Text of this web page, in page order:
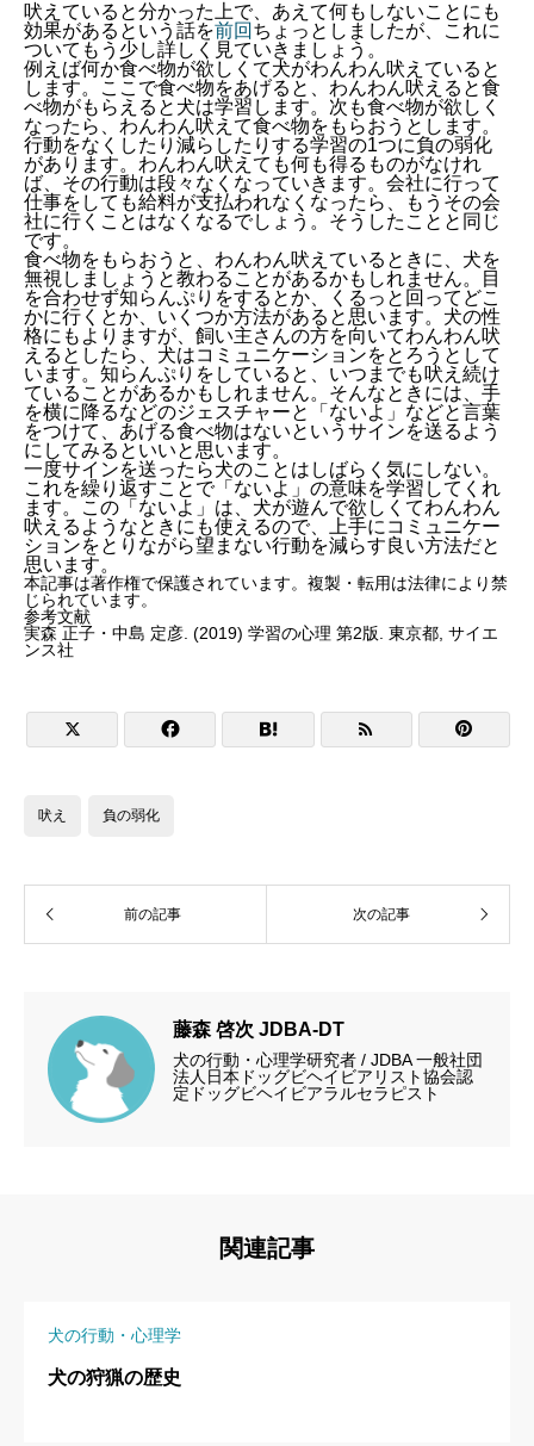
吠えていると分かった上で、あえて何もしないことにも
効果があるという話を前回 ちょっとしましたが、これに
ついてもう少し詳しく見ていきましょう。
例えば何か食べ物が欲しくて犬がわんわん吠えていると
します。ここで食べ物をあげると、わんわん吠えると食
べ物がもらえると犬は学習します。次も食べ物が欲しく
なったら、わんわん吠えて食べ物をもらおうとします。
行動をなくしたり減らしたりする学習の1つに負の弱化
があります。わんわん吠えても何も得るものがなけれ
ば、その行動は段々なくなっていきます。会社に行って
仕事をしても給料が支払われなくなったら、もうその会
社に行くことはなくなるでしょう。そうしたことと同じ
です。
食べ物をもらおうと、わんわん吠えているときに、犬を
無視しましょうと教わることがあるかもしれません。目
を合わせず知らんぷりをするとか、くるっと回ってどこ
かに行くとか、いくつか方法があると思います。犬の性
格にもよりますが、飼い主さんの方を向いてわんわん吠
えるとしたら、犬はコミュニケーションをとろうとして
います。知らんぷりをしていると、いつまでも吠え続け
ていることがあるかもしれません。そんなときには、手
を横に降るなどのジェスチャーと「ないよ」などと言葉
をつけて、あげる食べ物はないというサインを送るよう
にしてみるといいと思います。
一度サインを送ったら犬のことはしばらく気にしない。
これを繰り返すことで「ないよ」の意味を学習してくれ
ます。この「ないよ」は、犬が遊んで欲しくてわんわん
吠えるようなときにも使えるので、上手にコミュニケー
ションをとりながら望まない行動を減らす良い方法だと
思います。
本記事は著作権で保護されています。複製・転用は法律により禁
じられています。
参考文献
実森 正子・中島 定彦. (2019) 学習の心理 第2版. 東京都, サイエ
ンス社
    
吠え 負の弱化
前の記事 次の記事
藤森 啓次 JDBA-DT
犬の行動・心理学研究者 / JDBA 一般社団
法人日本ドッグビヘイビアリスト協会認
定ドッグビヘイビアラルセラピスト
関連記事
犬の行動・心理学
犬の狩猟の歴史